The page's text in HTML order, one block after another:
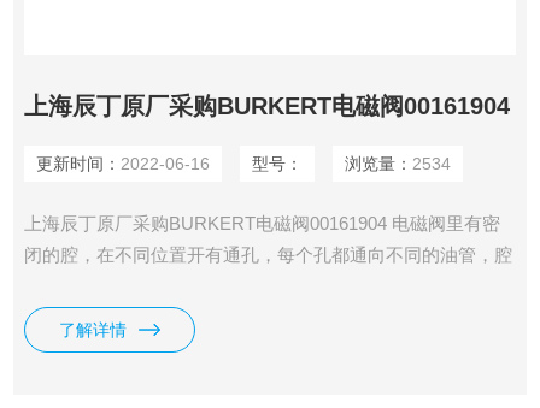
上海辰丁原厂采购BURKERT电磁阀00161904
更新时间： 2022-06-16 型号： 浏览量： 2534
上海辰丁原厂采购BURKERT电磁阀00161904 电磁阀里有密
闭的腔，在不同位置开有通孔，每个孔都通向不同的油管，腔
被吸引到哪边。
了解详情